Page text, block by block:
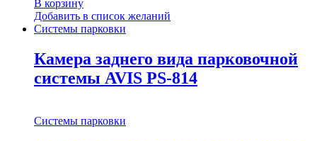
В корзину
Добавить в список желаний
Системы парковки
Камера заднего вида парковочной
системы AVIS PS-814
Системы парковки